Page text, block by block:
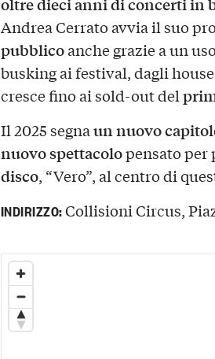
Andrea Cerrato avvia il suo
pubblicoanche grazie a un
busking ai festival, dagli
cresce fino ai sold-out del
Il 2025 segnaun nuovo
nuovo spettacolopensato per
disco, “Vero”, al centro di
INDIRIZZO:Collisioni Circus,